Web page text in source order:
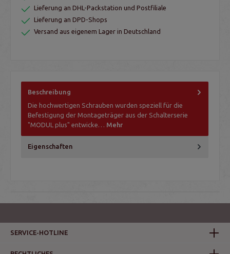
Lieferung an DHL-Packstation und Postfiliale
Lieferung an DPD-Shops
Versand aus eigenem Lager in Deutschland
Beschreibung
Die hochwertigen Schrauben wurden speziell für die
Befestigung der Montageträger aus der Schalterserie
"MODUL plus" entwicke… Mehr
Eigenschaften
SERVICE-HOTLINE